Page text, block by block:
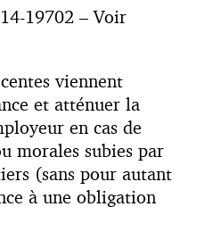
19702 – Voir
viennent
et atténuer la
en cas de
morales subies par
(sans pour autant
à une obligation